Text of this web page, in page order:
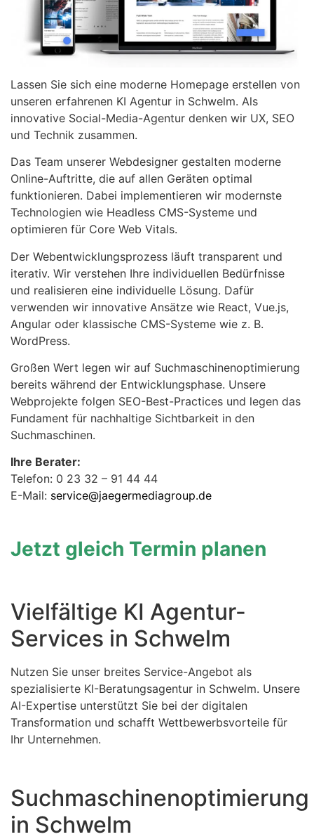
Lassen Sie sich eine moderne Homepage erstellen von
unseren erfahrenen KI Agentur in Schwelm. Als
innovative Social-Media-Agentur denken wir UX, SEO
und Technik zusammen.
Das Team unserer Webdesigner gestalten moderne
Online-Auftritte, die auf allen Geräten optimal
funktionieren. Dabei implementieren wir modernste
Technologien wie Headless CMS-Systeme und
optimieren für Core Web Vitals.
Der Webentwicklungsprozess läuft transparent und
iterativ. Wir verstehen Ihre individuellen Bedürfnisse
und realisieren eine individuelle Lösung. Dafür
verwenden wir innovative Ansätze wie React, Vue.js,
Angular oder klassische CMS-Systeme wie z. B.
WordPress.
Großen Wert legen wir auf Suchmaschinenoptimierung
bereits während der Entwicklungsphase. Unsere
Webprojekte folgen SEO-Best-Practices und legen das
Fundament für nachhaltige Sichtbarkeit in den
Suchmaschinen.
Ihre Berater:
Telefon: 0 23 32 – 91 44 44
E-Mail: service@jaegermediagroup.de
Jetzt gleich Termin planen
Vielfältige KI Agentur-
Services in Schwelm
Nutzen Sie unser breites Service-Angebot als
spezialisierte KI-Beratungsagentur in Schwelm. Unsere
AI-Expertise unterstützt Sie bei der digitalen
Transformation und schafft Wettbewerbsvorteile für
Ihr Unternehmen.
Suchmaschinenoptimierung
in Schwelm